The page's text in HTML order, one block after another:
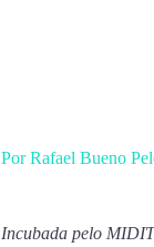
PorRafael Bueno
Incubada pelo